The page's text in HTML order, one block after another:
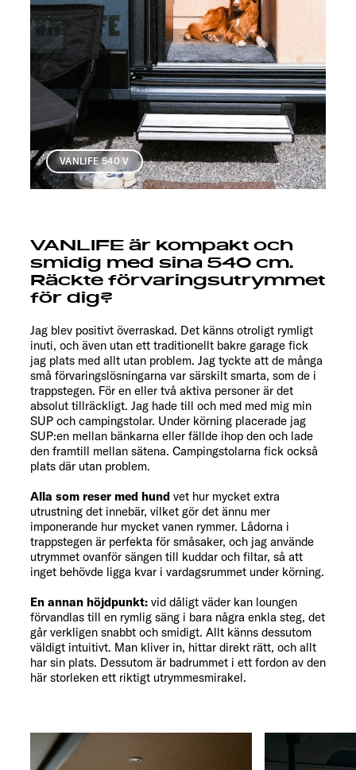
VANLIFE 540 V
VANLIFE är kompakt och
smidig med sina 540 cm.
Räckte förvaringsutrymmet
för dig?
Jag blev positivt överraskad. Det känns otroligt rymligt
inuti, och även utan ett traditionellt bakre garage fick
jag plats med allt utan problem. Jag tyckte att de många
små förvaringslösningarna var särskilt smarta, som de i
trappstegen. För en eller två aktiva personer är det
absolut tillräckligt. Jag hade till och med med mig min
SUP och campingstolar. Under körning placerade jag
SUP:en mellan bänkarna eller fällde ihop den och lade
den framtill mellan sätena. Campingstolarna fick också
plats där utan problem.
Alla som reser med hund vet hur mycket extra
utrustning det innebär, vilket gör det ännu mer
imponerande hur mycket vanen rymmer. Lådorna i
trappstegen är perfekta för småsaker, och jag använde
utrymmet ovanför sängen till kuddar och filtar, så att
inget behövde ligga kvar i vardagsrummet under körning.
En annan höjdpunkt: vid dåligt väder kan loungen
förvandlas till en rymlig säng i bara några enkla steg, det
går verkligen snabbt och smidigt. Allt känns dessutom
väldigt intuitivt. Man kliver in, hittar direkt rätt, och allt
har sin plats. Dessutom är badrummet i ett fordon av den
här storleken ett riktigt utrymmesmirakel.